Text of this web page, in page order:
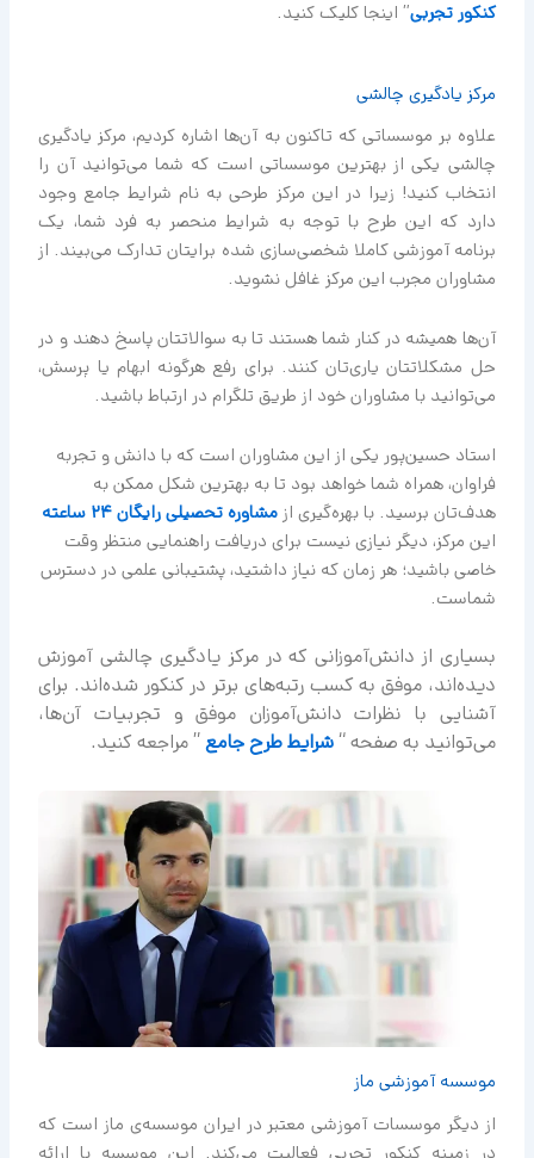
کنکور تجربی” اینجا کلیک کنید.
مرکز یادگیری چالشی
علاوه بر موسساتی که تاکنون به آن‌ها اشاره کردیم، مرکز یادگیری
چالشی یکی از بهترین موسساتی است که شما می‌توانید آن را
انتخاب کنید! زیرا در این مرکز طرحی به نام شرایط جامع وجود
دارد که این طرح با توجه به شرایط منحصر به فرد شما، یک
برنامه آموزشی کاملا شخصی‌سازی شده برایتان تدارک می‌بیند. از
مشاوران مجرب این مرکز غافل نشوید.
آن‌ها همیشه در کنار شما هستند تا به سوالاتتان پاسخ دهند و در
حل مشکلاتتان یاری‌تان کنند. برای رفع هرگونه ابهام یا پرسش،
می‌توانید با مشاوران خود از طریق تلگرام در ارتباط باشید.
استاد حسین‌پور یکی از این مشاوران است که با دانش و تجربه
فراوان، همراه شما خواهد بود تا به بهترین شکل ممکن به
هدف‌تان برسید. با بهره‌گیری ازمشاوره تحصیلی رایگان ۲۴ ساعته
این مرکز، دیگر نیازی نیست برای دریافت راهنمایی منتظر وقت
خاصی باشید؛ هر زمان که نیاز داشتید، پشتیبانی علمی در دسترس
شماست.
بسیاری از دانش‌آموزانی که در مرکز یادگیری چالشی آموزش
دیده‌اند، موفق به کسب رتبه‌های برتر در کنکور شده‌اند. برای
آشنایی با نظرات دانش‌آموزان موفق و تجربیات آن‌ها،
می‌توانید به صفحه “شرایط طرح جامع ” مراجعه کنید.
موسسه آموزشی ماز
از دیگر موسسات آموزشی معتبر در ایران موسسه‌ی ماز است که